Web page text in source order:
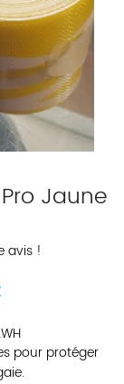
Jaune
avis !
pour protéger